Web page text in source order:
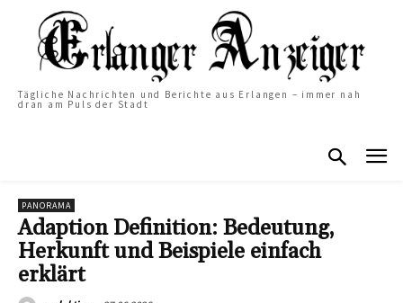
Tägliche Nachrichten und Berichte aus Erlangen – immer nah
dran am Puls der Stadt
PANORAMA
Adaption Definition: Bedeutung,
Herkunft und Beispiele einfach
erklärt